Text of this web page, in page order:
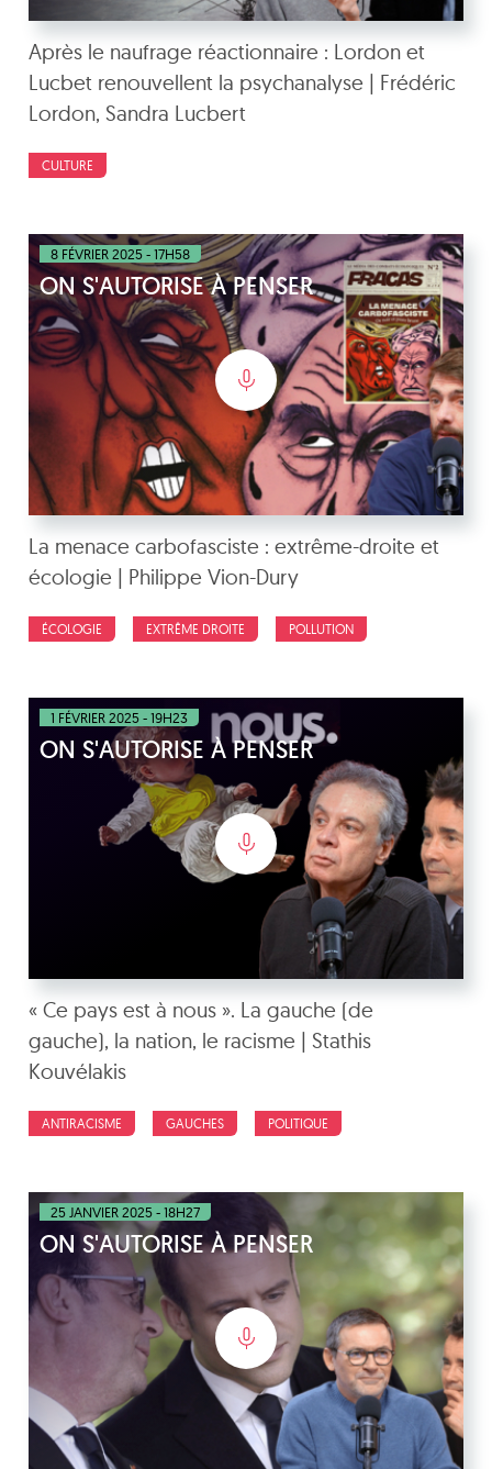
Après le naufrage réactionnaire : Lordon et
Lucbet renouvellent la psychanalyse | Frédéric
Lordon, Sandra Lucbert
CULTURE
8 FÉVRIER 2025 - 17H58
ON S'AUTORISE À PENSER
La menace carbofasciste : extrême-droite et
écologie | Philippe Vion-Dury
ÉCOLOGIE EXTRÊME DROITE POLLUTION
1 FÉVRIER 2025 - 19H23
ON S'AUTORISE À PENSER
« Ce pays est à nous ». La gauche (de
gauche), la nation, le racisme | Stathis
Kouvélakis
ANTIRACISME GAUCHES POLITIQUE
25 JANVIER 2025 - 18H27
ON S'AUTORISE À PENSER